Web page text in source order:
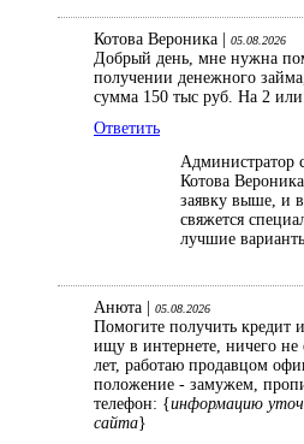
Котова Вероника | 05.08.2026
Добрый день, мне нужна
получении денежного
сумма 150 тыс руб. На 2
Ответить
Администратор
Котова
заявку выше, и
свяжется
лучшие
Анюта | 05.08.2026
Помогите получить кредит
ищу в интернете, ничего
лет, работаю продавцом
положение - замужем,
телефон: {информацию
сайта}